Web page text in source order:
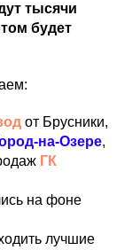
тысячи
будет
от Брусники,
на-Озере,
ГК
на фоне
лучшие